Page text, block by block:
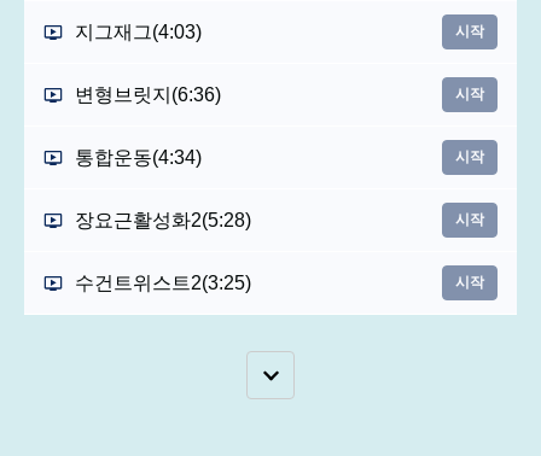
지그재그(4:03) 시작
변형브릿지 (6:36) 시작
통합운동(4:34) 시작
장요근활성화2(5:28) 시작
수건트위스트2(3:25) 시작